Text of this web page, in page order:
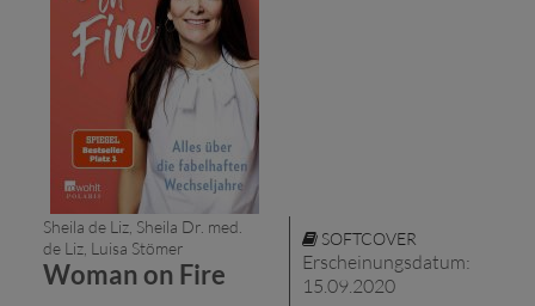
Sheila de Liz, Sheila Dr. med.
de Liz, Luisa Stömer
Woman on Fire
SOFTCOVER
Erscheinungsdatum:
15.09.2020